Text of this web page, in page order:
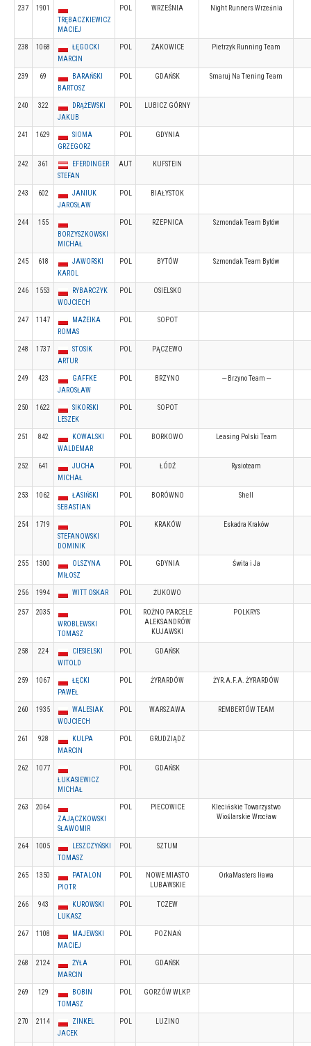
237
1901
TRĘBACZKIEWICZ
MACIEJ
POL WRZEŚNIA Night Runners Września
238 1068
ŁĘGOCKI
MARCIN
POL ŻAKOWICE Pietrzyk Running Team
239 69
BARAŃSKI
BARTOSZ
POL GDAŃSK Smaruj Na Trening Team
240 322
DRĄŻEWSKI
JAKUB
POL LUBICZ GÓRNY
241 1629
SIOMA
GRZEGORZ
POL GDYNIA
242 361
EFERDINGER
STEFAN
AUT KUFSTEIN
243 602
JANIUK
JAROSŁAW
POL BIAŁYSTOK
244
155
BORZYSZKOWSKI
MICHAŁ
POL RZEPNICA Szmondak Team Bytów
245 618
JAWORSKI
KAROL
POL BYTÓW Szmondak Team Bytów
246 1553
RYBARCZYK
WOJCIECH
POL OSIELSKO
247 1147
MAŽEIKA
ROMAS
POL SOPOT
248 1737
STOSIK
ARTUR
POL PĄCZEWO
249 423
GAFFKE
JAROSŁAW
POL BRZYNO --- Brzyno Team ---
250 1622
SIKORSKI
LESZEK
POL SOPOT
251 842
KOWALSKI
WALDEMAR
POL BORKOWO Leasing Polski Team
252 641
JUCHA
MICHAŁ
POL ŁÓDŹ Rysioteam
253 1062
ŁASIŃSKI
SEBASTIAN
POL BORÓWNO Shell
254
1719
STEFANOWSKI
DOMINIK
POL KRAKÓW Eskadra Kraków
255 1300
OLSZYNA
MIŁOSZ
POL GDYNIA Świta i Ja
256 1994 WITT OSKAR POL ŻUKOWO
257
2035
WROBLEWSKI
TOMASZ
POL
ROŻNO PARCELE
ALEKSANDRÓW
KUJAWSKI
POLKRYS
258 224
CIESIELSKI
WITOLD
POL GDAŃSK
259 1067
ŁĘCKI
PAWEŁ
POL ŻYRARDÓW ŻYR.A.F.A. ŻYRARDÓW
260 1935
WALESIAK
WOJCIECH
POL WARSZAWA REMBERTÓW TEAM
261 928
KULPA
MARCIN
POL GRUDZIĄDZ
262
1077
ŁUKASIEWICZ
MICHAŁ
POL GDAŃSK
263
2064
ZAJĄCZKOWSKI
SŁAWOMIR
POL PIECOWICE
Klecińskie Towarzystwo
Wioślarskie Wrocław
264 1005
LESZCZYŃSKI
TOMASZ
POL SZTUM
265 1350
PATALON
PIOTR
POL
NOWE MIASTO
LUBAWSKIE
OrkaMasters Iława
266 943
KUROWSKI
LUKASZ
POL TCZEW
267 1108
MAJEWSKI
MACIEJ
POL POZNAŃ
268 2124
ŻYŁA
MARCIN
POL GDAŃSK
269 129
BOBIN
TOMASZ
POL GORZÓW WLKP.
270 2114
ZINKEL
JACEK
POL LUZINO